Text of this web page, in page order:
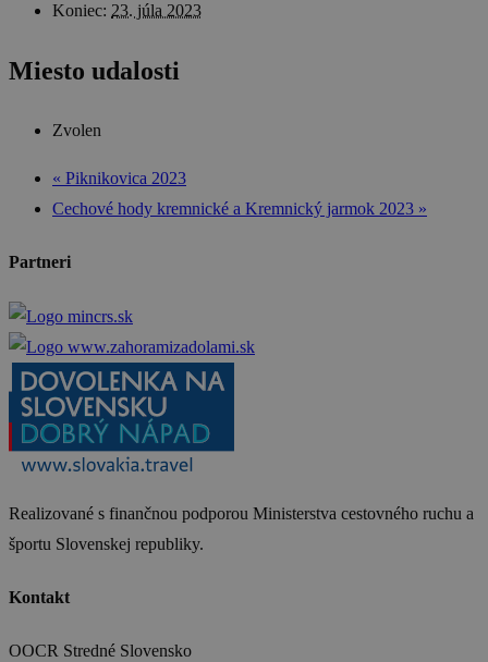
Koniec: 23. júla 2023
Miesto udalosti
Zvolen
« Piknikovica 2023
Cechové hody kremnické a Kremnický jarmok 2023 »
Partneri
Realizované s finančnou podporou Ministerstva cestovného ruchu a
športu Slovenskej republiky.
Kontakt
OOCR Stredné Slovensko